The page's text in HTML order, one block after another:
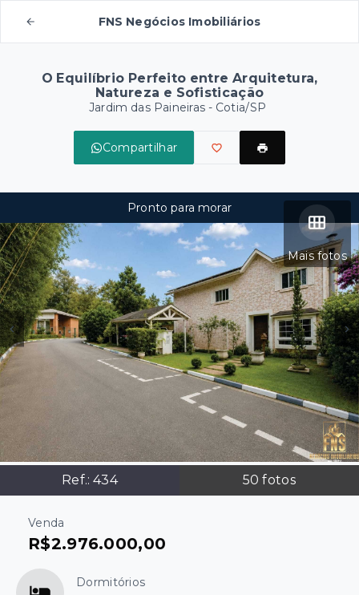
FNS Negócios Imobiliários
O Equilíbrio Perfeito entre Arquitetura,
Natureza e Sofisticação
Jardim das Paineiras - Cotia/SP
Compartilhar
Mais fotos
Ref.:434 50 fotos
Pronto para morar
Venda
R$2.976.000,00
Dormitórios